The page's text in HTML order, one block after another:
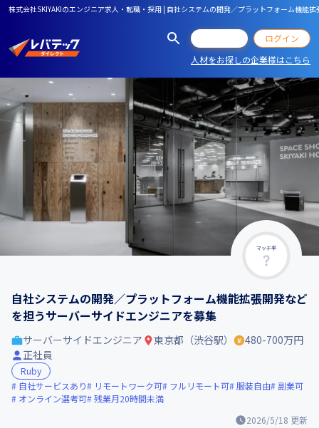
株式会社SKIYAKIのエンジニア求人・転職・採用 | 自社システムの開発／プラットフォーム機能
ログイン
人材をお探しの企業様はこちら
マッチ率
自社システムの開発／プラットフォーム機能拡張開発など
を担うサーバーサイドエンジニアを募集
2026/5/18 更新
サーバーサイドエンジニア 東京都（渋谷駅）
480-700万円
正社員
Ruby
自社サービスあり
リモートワーク可 フルリモート可 服装自由
副業可
オンライン選考可 残業月20時間未満